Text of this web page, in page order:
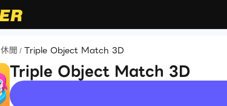
休閒 / Triple Object Match 3D
Triple Object Match 3D